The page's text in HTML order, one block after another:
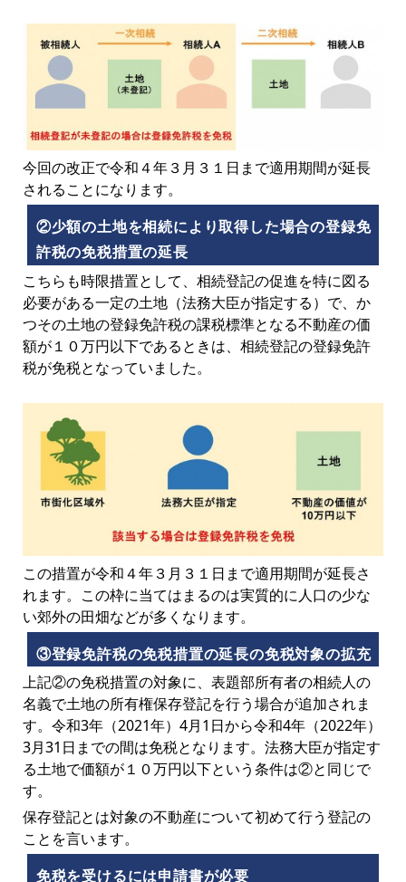
今回の改正で令和４年３月３１日まで適用期間が延長
されることになります。
②少額の土地を相続により取得した場合の登録免
許税の免税措置の延長
こちらも時限措置として、相続登記の促進を特に図る
必要がある一定の土地（法務大臣が指定する）で、か
つその土地の登録免許税の課税標準となる不動産の価
額が１０万円以下であるときは、相続登記の登録免許
税が免税となっていました。
この措置が令和４年３月３１日まで適用期間が延長さ
れます。この枠に当てはまるのは実質的に人口の少な
い郊外の田畑などが多くなります。
③登録免許税の免税措置の延長の免税対象の拡充
上記②の免税措置の対象に、表題部所有者の相続人の
名義で土地の所有権保存登記を行う場合が追加されま
す。令和3年（2021年）4月1日から令和4年（2022年）
3月31日までの間は免税となります。法務大臣が指定す
る土地で価額が１０万円以下という条件は②と同じで
す。
保存登記とは対象の不動産について初めて行う登記の
ことを言います。
免税を受けるには申請書が必要